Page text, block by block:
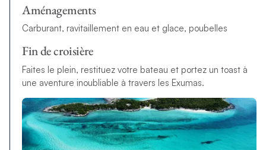
Aménagements
Carburant, ravitaillement en eau et glace, poubelles
Fin de croisière
Faites le plein, restituez votre bateau et portez un toast à
une aventure inoubliable à travers les Exumas.